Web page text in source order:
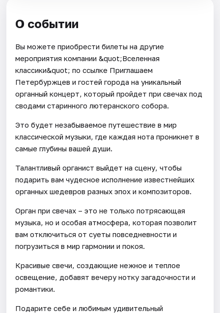
О событии
Вы можете приобрести билеты на другие
мероприятия компании &quot;Вселенная
классики&quot; по ссылке Приглашаем
Петербуржцев и гостей города на уникальный
органный концерт, который пройдет при свечах под
сводами старинного лютеранского собора.
Это будет незабываемое путешествие в мир
классической музыки, где каждая нота проникнет в
самые глубины вашей души.
Талантливый органист выйдет на сцену, чтобы
подарить вам чудесное исполнение известнейших
органных шедевров разных эпох и композиторов.
Орган при свечах – это не только потрясающая
музыка, но и особая атмосфера, которая позволит
вам отключиться от суеты повседневности и
погрузиться в мир гармонии и покоя.
Красивые свечи, создающие нежное и теплое
освещение, добавят вечеру нотку загадочности и
романтики.
Подарите себе и любимым удивительный